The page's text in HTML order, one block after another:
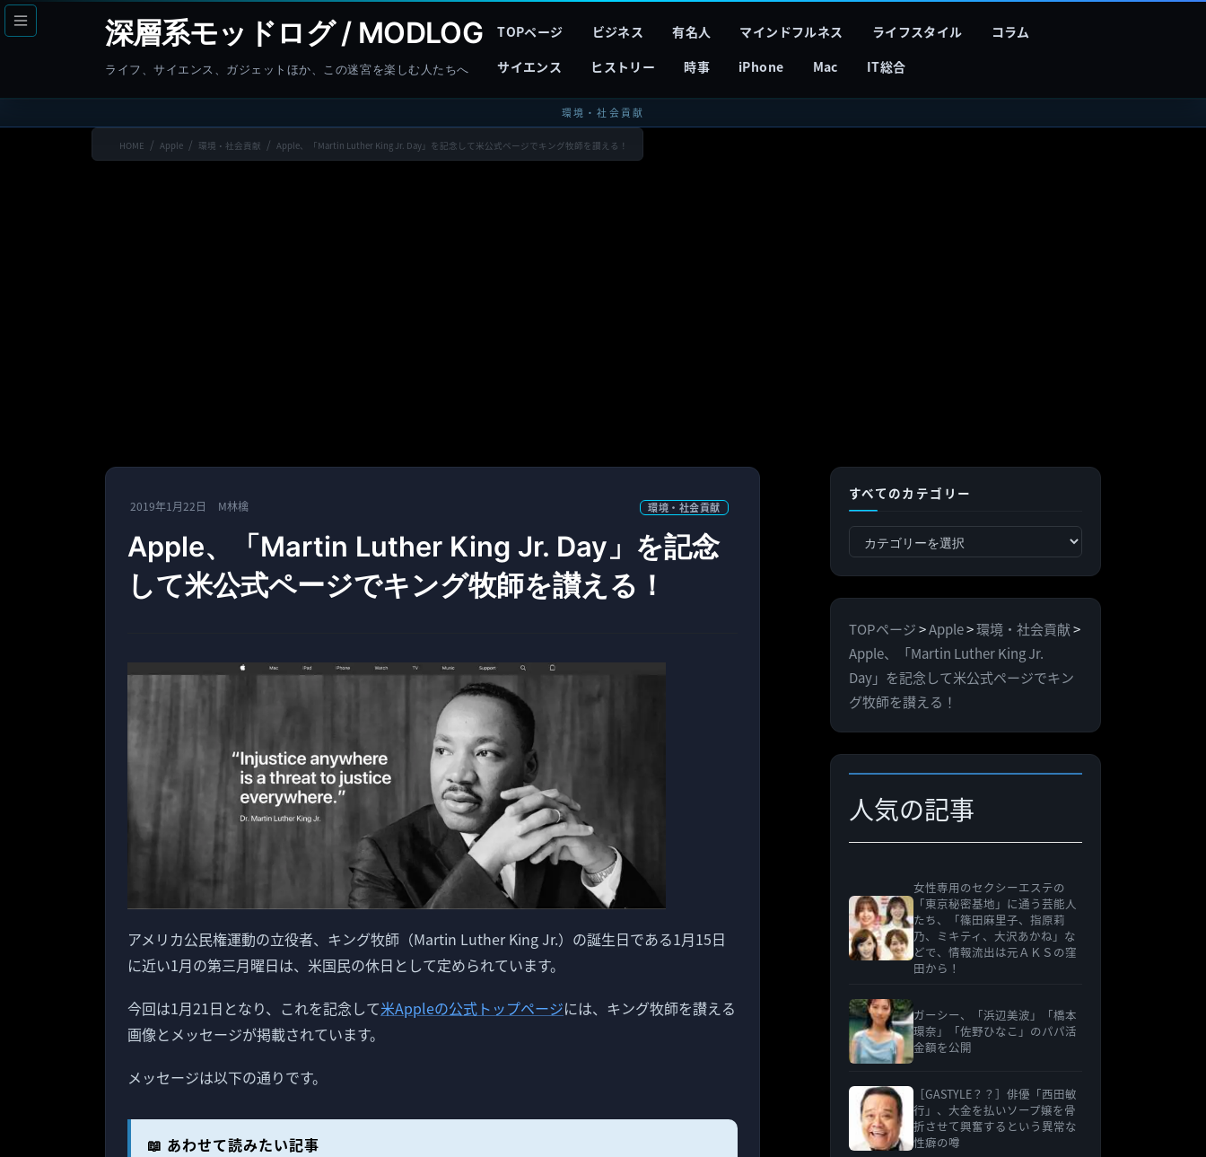
コ
ン
へ
ナ
ビ
ョ
深層系モッドログ / MODLOG
ライフ、サイエンス、ガジェットほか、この迷宮を楽しむ人たちへ
TOPページ ビジネス 有名人 マインドフルネス ライフスタイル
コラム
サイエンス
ヒストリー 時事 iPhone Mac IT総合
環境・社会貢献
HOME Apple 環境・社会貢献 Apple、「Martin Luther King Jr. Day」を記念して米公式ページでキング牧師を讃える！
2019年1月22日 M林檎 環境・社会貢献
Apple、「Martin Luther King Jr. Day」を記念
して米公式ページでキング牧師を讃える！
アメリカ公民権運動の立役者、キング牧師（Martin Luther King Jr.）の誕生日である1月15日
に近い1月の第三月曜日は、米国民の休日として定められています。
今回は1月21日となり、これを記念して米Appleの公式トップページには、キング牧師を讃える
画像とメッセージが掲載されています。
メッセージは以下の通りです。
📖 あわせて読みたい記事
すべてのカテゴリー
べ
カ
テ
ゴ
リ
ー
TOPページ>Apple>環境・社会貢献>
Apple、「Martin Luther King Jr.
Day」を記念して米公式ページでキン
グ牧師を讃える！
人気の記事
女性専用のセクシーエステの
「東京秘密基地」に通う芸能人
たち、「篠田麻里子、指原莉
乃、ミキティ、大沢あかね」な
どで、情報流出は元ＡＫＳの窪
田から！
ガーシー、「浜辺美波」「橋本
環奈」「佐野ひなこ」のパパ活
金額を公開
［GASTYLE？？］俳優「西田敏
行」、大金を払いソープ嬢を骨
折させて興奮するという異常な
性癖の噂